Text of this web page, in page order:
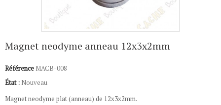
Magnet neodyme anneau 12x3x2mm
Référence MACB-008
État : Nouveau
Magnet neodyme plat (anneau) de 12x3x2mm.